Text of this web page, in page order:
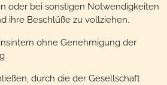
oder bei sonstigen Notwendigkeiten
ihre Beschlüße zu vollziehen.
ohne Genehmigung der
durch die der Gesellschaft